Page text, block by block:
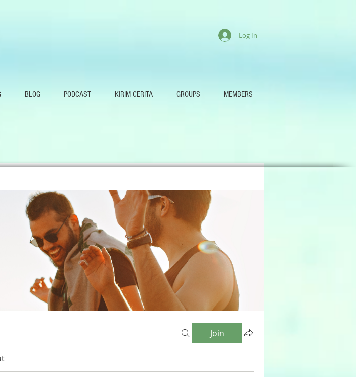
BLOG PODCAST KIRIM CERITA GROUPS MEMBERS
Log In
Join